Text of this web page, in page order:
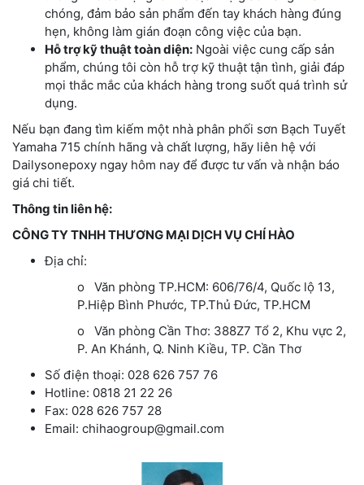
chóng, đảm bảo sản phẩm đến tay khách hàng đúng
hẹn, không làm gián đoạn công việc của bạn.
Hỗ trợ kỹ thuật toàn diện: Ngoài việc cung cấp sản
phẩm, chúng tôi còn hỗ trợ kỹ thuật tận tình, giải đáp
mọi thắc mắc của khách hàng trong suốt quá trình sử
dụng.
Nếu bạn đang tìm kiếm một nhà phân phối sơn Bạch Tuyết
Yamaha 715 chính hãng và chất lượng, hãy liên hệ với
Dailysonepoxy ngay hôm nay để được tư vấn và nhận báo
giá chi tiết.
Thông tin liên hệ:
CÔNG TY TNHH THƯƠNG MẠI DỊCH VỤ CHÍ HÀO
Địa chỉ:
o Văn phòng TP.HCM: 606/76/4, Quốc lộ 13,
P.Hiệp Bình Phước, TP.Thủ Đức, TP.HCM
o Văn phòng Cần Thơ: 388Z7 Tổ 2, Khu vực 2,
P. An Khánh, Q. Ninh Kiều, TP. Cần Thơ
Số điện thoại: 028 626 757 76
Hotline: 0818 21 22 26
Fax: 028 626 757 28
Email: chihaogroup@gmail.com